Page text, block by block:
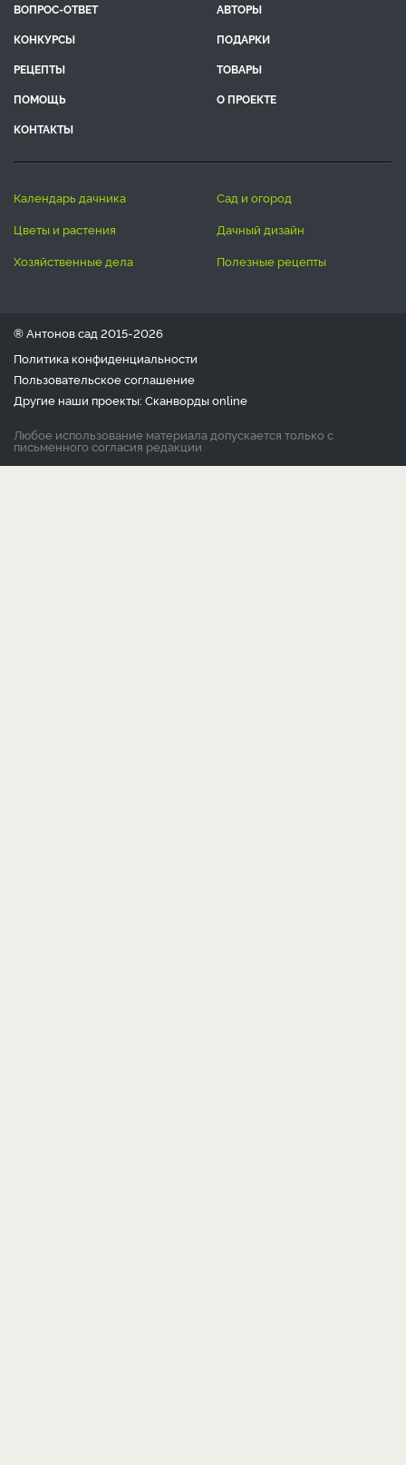
ВОПРОС-ОТВЕТ
АВТОРЫ
КОНКУРСЫ
ПОДАРКИ
РЕЦЕПТЫ
ТОВАРЫ
ПОМОЩЬ
О ПРОЕКТЕ
КОНТАКТЫ
календарь дачника
сад и огород
цветы и растения
дачный дизайн
хозяйственные дела
полезные рецепты
® Антонов сад 2015-2026
Политика конфиденциальности
Пользовательское соглашение
Другие наши проекты: Сканвордыonline
Любое использование материала допускается только с
письменного согласия редакции